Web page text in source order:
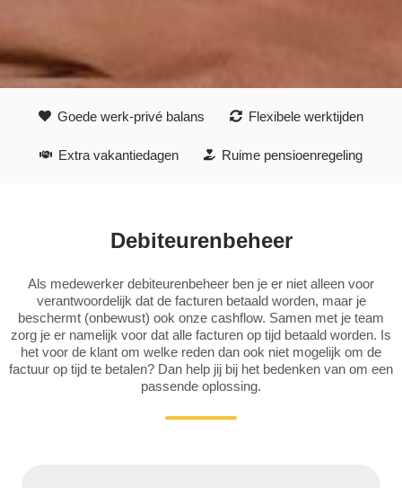
Goede werk-privé balans Flexibele werktijden
Extra vakantiedagen Ruime pensioenregeling
Debiteurenbeheer
Als medewerker debiteurenbeheer ben je er niet alleen voor
verantwoordelijk dat de facturen betaald worden, maar je
beschermt (onbewust) ook onze cashflow. Samen met je team
zorg je er namelijk voor dat alle facturen op tijd betaald worden. Is
het voor de klant om welke reden dan ook niet mogelijk om de
factuur op tijd te betalen? Dan help jij bij het bedenken van om een
passende oplossing.